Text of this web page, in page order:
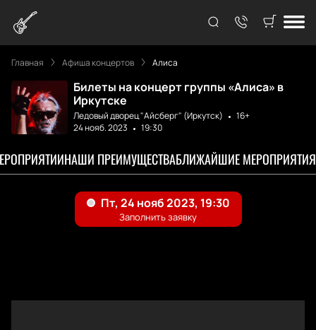
Главная Афиша концертов Алиса
Билеты на концерт группы «Алиса» в
Иркутске
Ледовый дворец "Айсберг" (Иркутск)
16+
24 нояб. 2023
19:30
НАШИ ПРЕИМУЩЕСТВАБЛИЖАЙШИЕ МЕРОПРИЯТИЯ